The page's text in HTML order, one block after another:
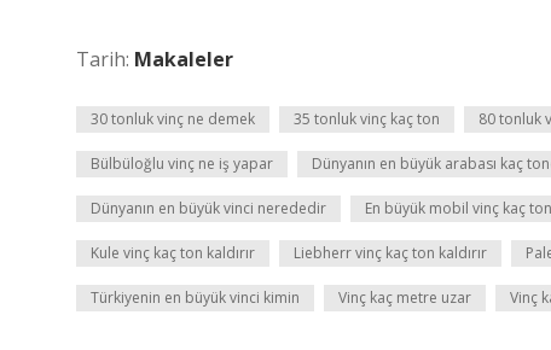
Tarih: Makaleler
30 tonluk vinç ne demek 35 tonluk vinç kaç ton 80 tonluk
Bülbüloğlu vinç ne iş yapar Dünyanın en büyük arabası kaç
Dünyanın en büyük vinci nerededir En büyük mobil vinç kaç
Kule vinç kaç ton kaldırır Liebherr vinç kaç ton kaldırır
Türkiyenin en büyük vinci kimin Vinç kaç metre uzar Vinç